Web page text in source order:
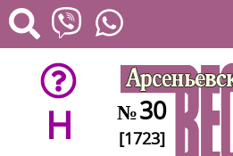
H №30
[1723]